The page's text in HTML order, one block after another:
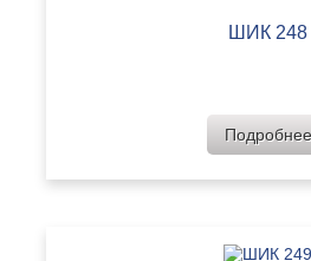
ШИК 248
Подробнее